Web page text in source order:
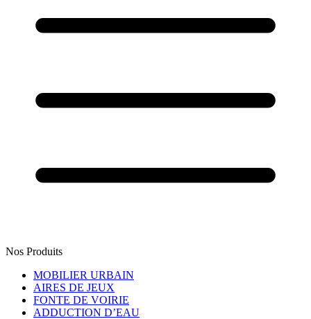
Nos Produits
MOBILIER URBAIN
AIRES DE JEUX
FONTE DE VOIRIE
ADDUCTION D’EAU